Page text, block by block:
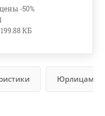
-50%
КБ
Юрлицам